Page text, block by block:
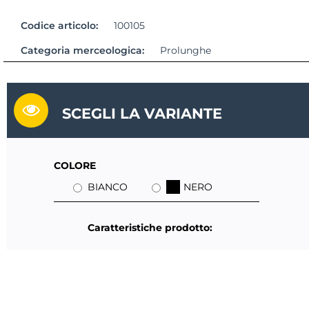
Codice articolo:
100105
Categoria merceologica:
Prolunghe
SCEGLI LA VARIANTE
COLORE
BIANCO
NERO
Caratteristiche prodotto: